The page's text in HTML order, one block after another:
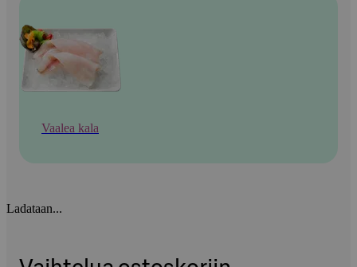
Vaalea kala
Ladataan...